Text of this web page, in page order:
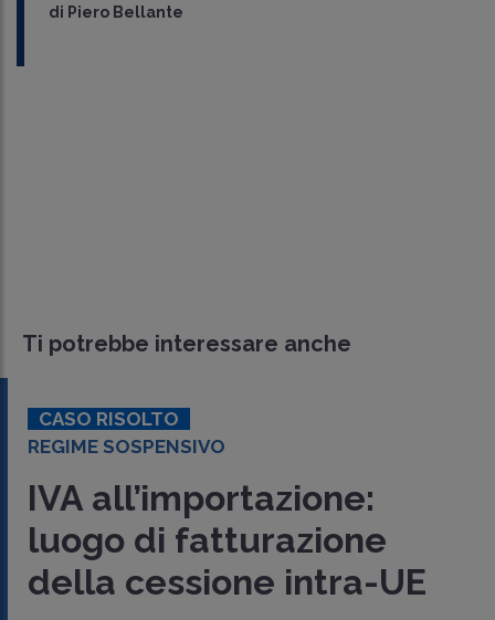
di Piero Bellante
Ti potrebbe interessare anche
CASO RISOLTO
REGIME SOSPENSIVO
IVA all’importazione:
luogo di fatturazione
della cessione intra-UE